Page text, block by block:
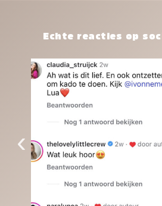
het waard.Echte reacties op
‹